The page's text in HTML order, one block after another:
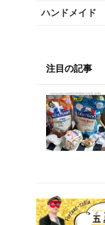
ハンドメイド
注目の記事